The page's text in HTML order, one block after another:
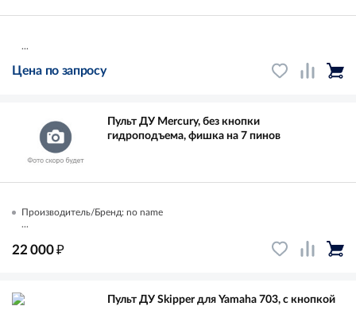
...
Цена по запросу
Пульт ДУ Mercury, без кнопки
гидроподъема, фишка на 7 пинов
Производитель/Бренд: no name
...
22 000₽
Пульт ДУ Skipper для Yamaha 703, с кнопкой